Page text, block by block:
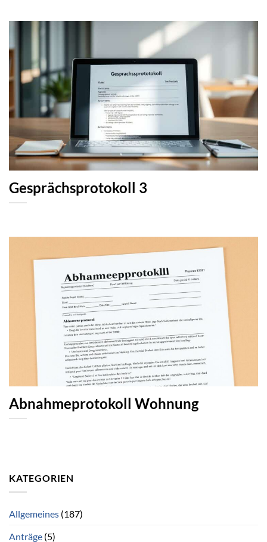
Gesprächsprotokoll 3
Abnahmeprotokoll Wohnung
KATEGORIEN
Allgemeines (187)
Anträge (5)